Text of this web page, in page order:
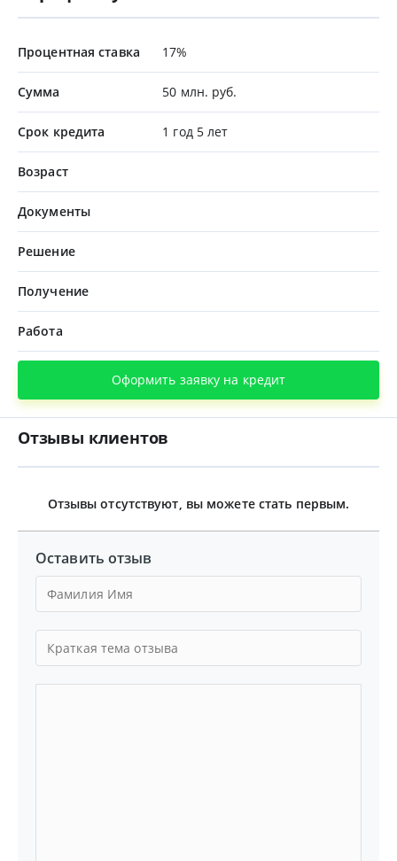
Процентная ставка 17%
Сумма 50 млн. руб.
Срок кредита 1 год 5 лет
Возраст
Документы
Решение
Получение
Работа
Оформить заявку на кредит
Отзывы клиентов
Отзывы отсутствуют, вы можете стать первым.
Оставить отзыв